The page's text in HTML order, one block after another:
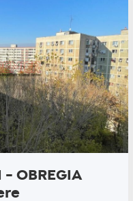
- OBREGIA